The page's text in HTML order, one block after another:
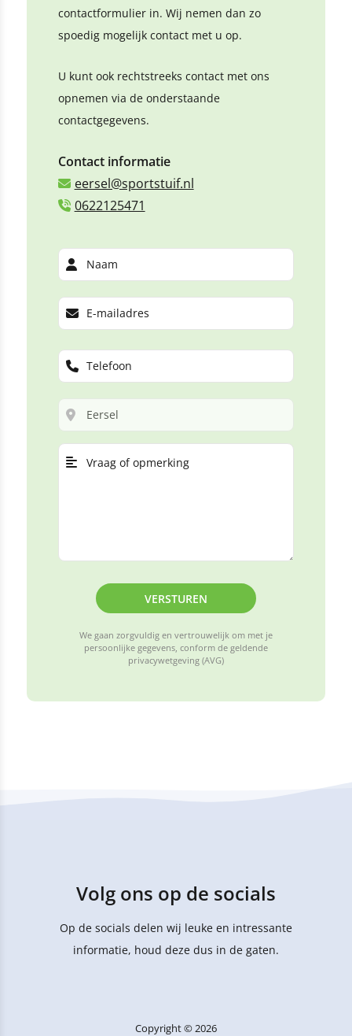
contactformulier in. Wij nemen dan zo
spoedig mogelijk contact met u op.
U kunt ook rechtstreeks contact met ons
opnemen via de onderstaande
contactgegevens.
Contact informatie
eersel@sportstuif.nl
0622125471
VERSTUREN
We gaan zorgvuldig en vertrouwelijk om met je
persoonlijke gegevens, conform de geldende
privacywetgeving (AVG)
Volg ons op de socials
Op de socials delen wij leuke en intressante
informatie, houd deze dus in de gaten.
Copyright © 2026